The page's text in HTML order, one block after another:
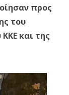
προς
του
και της